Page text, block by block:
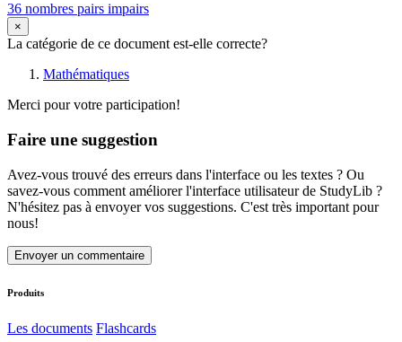
36 nombres pairs impairs
×
La catégorie de ce document est-elle correcte?
Mathématiques
Merci pour votre participation!
Faire une suggestion
Avez-vous trouvé des erreurs dans l'interface ou les textes ? Ou
savez-vous comment améliorer l'interface utilisateur de StudyLib ?
N'hésitez pas à envoyer vos suggestions. C'est très important pour
nous!
Envoyer un commentaire
Produits
Les documents Flashcards